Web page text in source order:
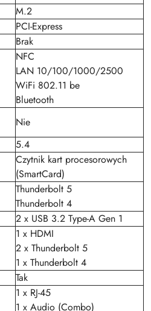
M.2
PCI-Express
Brak
NFC
LAN 10/100/1000/2500
WiFi 802.11 be
Bluetooth
Nie
5.4
Czytnik kart procesorowych
(SmartCard)
Thunderbolt 5
Thunderbolt 4
2 x USB 3.2 Type-A Gen 1
1 x HDMI
2 x Thunderbolt 5
1 x Thunderbolt 4
Tak
1 x RJ-45
1 x Audio (Combo)